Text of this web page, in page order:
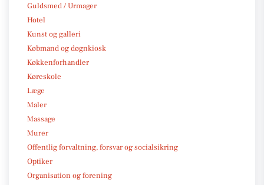
Guldsmed / Urmager
Hotel
Kunst og galleri
Købmand og døgnkiosk
Køkkenforhandler
Køreskole
Læge
Maler
Massage
Murer
Offentlig forvaltning, forsvar og socialsikring
Optiker
Organisation og forening